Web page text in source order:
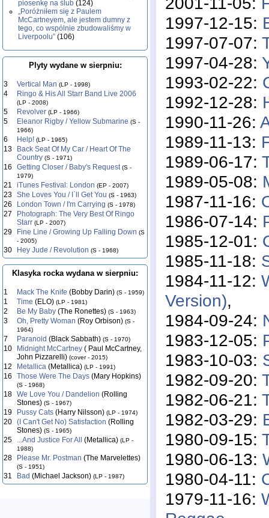
piosenkę na ślub (124)
„Poróżniłem się z Paulem
McCartneyem, ale jestem dumny z
tego, co wspólnie zbudowaliśmy w
Liverpoolu” (106)
Plyty wydane w sierpniu:
3 Vertical Man (LP - 1998)
4 Ringo & His All Starr Band Live 2006
(LP - 2008)
5 Revolver (LP - 1966)
5 Eleanor Rigby / Yellow Submarine (S -
1966)
6 Help! (LP - 1965)
13
Back Seat Of My Car / Heart Of The
Country (S - 1971)
16 Getting Closer / Baby's Request (S -
1979)
21 iTunes Festival: London (EP - 2007)
23 She Loves You / I`ll Get You (S - 1963)
26 London Town / I'm Carrying (S - 1978)
27
Photograph: The Very Best Of Ringo
Starr (LP - 2007)
29 Fine Line / Growing Up Falling Down (S
- 2005)
30 Hey Jude / Revolution (S - 1968)
Klasyka rocka wydana w sierpniu:
1 Mack The Knife (Bobby Darin) (S - 1959)
1 Time (ELO) (LP - 1981)
2 Be My Baby (The Ronettes) (S - 1963)
3 Oh, Pretty Woman (Roy Orbison) (S -
1964)
7 Paranoid (Black Sabbath) (S - 1970)
10 Midnight McCartney ( Paul McCartney,
John Pizzarelli) (cover - 2015)
12 Metallica (Metallica) (LP - 1991)
16 Those Were The Days (Mary Hopkins)
(S - 1968)
18 We Love You / Dandelion (Rolling
Stones) (S - 1967)
19 Pussy Cats (Harry Nilsson) (LP - 1974)
20 (I Can't Get No) Satisfaction (Rolling
Stones) (S - 1965)
25 ...And Justice For All (Metallica) (LP -
1988)
28 Please Mr. Postman (The Marvelettes)
(S - 1951)
31 Bad (Michael Jackson) (LP - 1987)
1997-12-15:
1997-07-07:
1997-04-28:
1993-02-22:
1992-12-28:
1990-11-26:
1989-11-13:
1989-06-17:
1989-05-08:
1987-11-16:
1986-07-14:
1985-12-01:
1985-11-18:
1984-11-12:
Version),
1984-09-24:
1983-12-05:
1983-10-03:
1982-09-20:
1982-06-21:
1982-03-29:
1980-09-15:
1980-06-13:
1980-04-11:
1979-11-16: